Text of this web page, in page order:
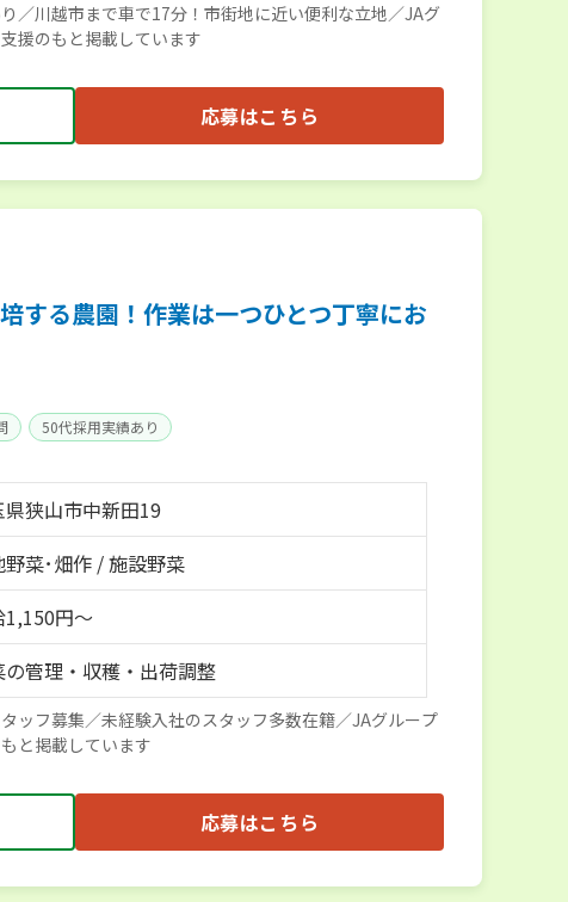
／川越市まで車で17分！市街地に近い便利な立地／JAグ
援のもと掲載しています
応募はこちら
する農園！作業は一つひとつ丁寧にお
50代採用実績あり
県狭山市中新田19
野菜･畑作 / 施設野菜
1,150円～
の管理・収穫・出荷調整
ッフ募集／未経験入社のスタッフ多数在籍／JAグループ
と掲載しています
応募はこちら